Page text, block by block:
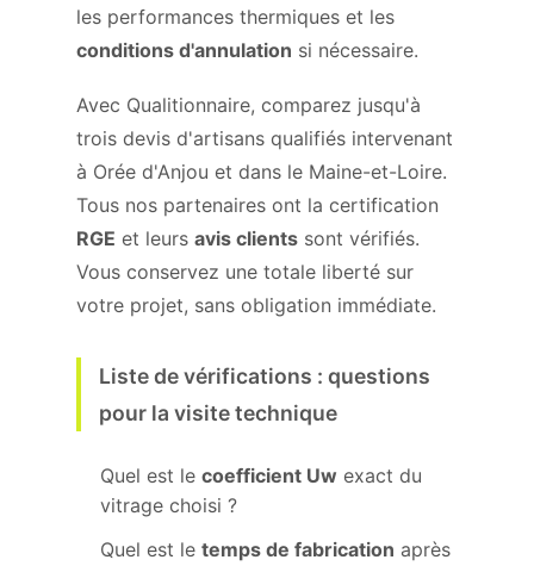
les performances thermiques et les
conditions d'annulation si nécessaire.
Avec Qualitionnaire, comparez jusqu'à
trois devis d'artisans qualifiés intervenant
à Orée d'Anjou et dans le Maine-et-Loire.
Tous nos partenaires ont la certification
RGE et leurs avis clients sont vérifiés.
Vous conservez une totale liberté sur
votre projet, sans obligation immédiate.
Liste de vérifications : questions
pour la visite technique
Quel est le coefficient Uw exact du
vitrage choisi ?
Quel est le temps de fabrication après